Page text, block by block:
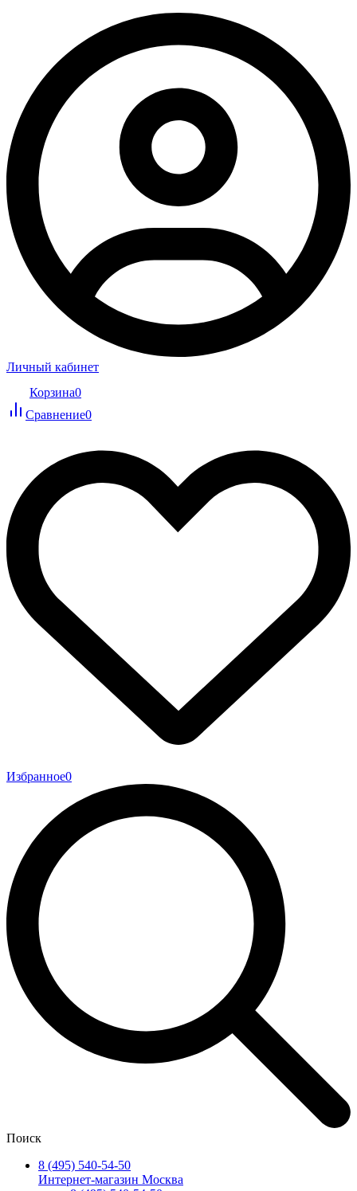
Личный кабинет
Корзина0
Сравнение0
Избранное0
Поиск
8 (495) 540-54-50
Интернет-магазин Москва